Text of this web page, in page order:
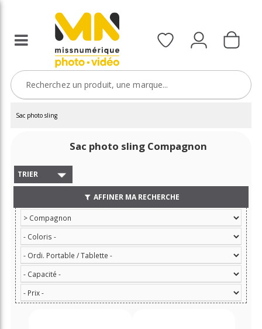
Sac photo sling
Sac photo sling Compagnon
TRIER
AFFINER MA RECHERCHE